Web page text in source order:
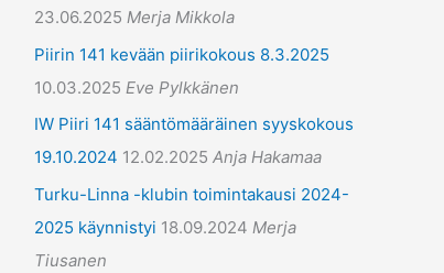
23.06.2025 Merja Mikkola
Piirin 141 kevään piirikokous 8.3.2025
10.03.2025 Eve Pylkkänen
IW Piiri 141 sääntömääräinen syyskokous
19.10.2024 12.02.2025 Anja Hakamaa
Turku-Linna -klubin toimintakausi 2024-
2025 käynnistyi 18.09.2024 Merja
Tiusanen